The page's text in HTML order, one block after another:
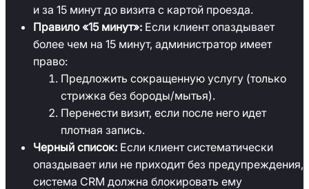
и за 15 минут до визита с картой проезда.
Правило «15 минут»: Если клиент опаздывает
более чем на 15 минут, администратор имеет
право:
Предложить сокращенную услугу (только
стрижка без бороды/мытья).
Перенести визит, если после него идет
плотная запись.
Черный список: Если клиент систематически
опаздывает или не приходит без предупреждения,
система CRM должна блокировать ему